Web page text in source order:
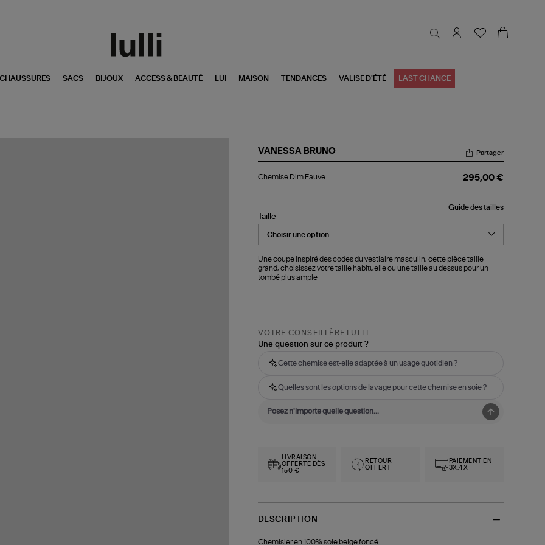
CHAUSSURES SACS BIJOUX ACCESS & BEAUTÉ LUI MAISON TENDANCES VALISE D'ÉTÉ LAST CHANCE
VANESSA BRUNO
Dim
Partager
Chemise Dim Fauve 295,00 €
Guide des tailles
Taille
Une coupe inspiré des codes du vestiaire masculin, cette pièce taille
grand, choisissez votre taille habituelle ou une taille au dessus pour un
tombé plus ample
VOTRE CONSEILLÈRE LULLI
Une question sur ce produit ?
Cette chemise est-elle adaptée à un usage quotidien ?
Quelles sont les options de lavage pour cette chemise en soie ?
LIVRAISON
OFFERTE DÈS
150 €
RETOUR
OFFERT
PAIEMENT EN
3X,4X
DESCRIPTION
Chemisier en 100% soie beige foncé.